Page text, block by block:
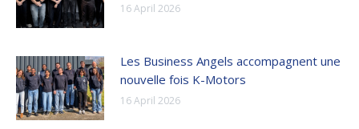
16 April 2026
Les Business Angels accompagnent une
nouvelle fois K-Motors
16 April 2026